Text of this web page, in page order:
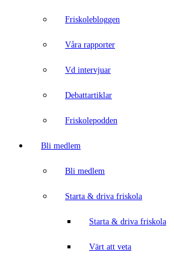
Friskolebloggen
Våra rapporter
Vd intervjuar
Debattartiklar
Friskolepodden
Bli medlem
Bli medlem
Starta & driva friskola
Starta & driva friskola
Värt att veta